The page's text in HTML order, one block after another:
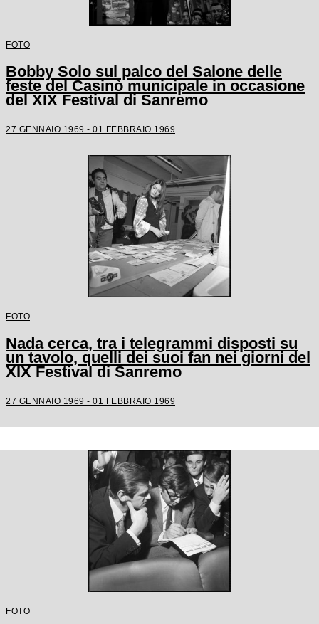
FOTO
Bobby Solo sul palco del Salone delle
feste del Casinò municipale in occasione
del XIX Festival di Sanremo
27 GENNAIO 1969 - 01 FEBBRAIO 1969
FOTO
Nada cerca, tra i telegrammi disposti su
un tavolo, quelli dei suoi fan nei giorni del
XIX Festival di Sanremo
27 GENNAIO 1969 - 01 FEBBRAIO 1969
FOTO